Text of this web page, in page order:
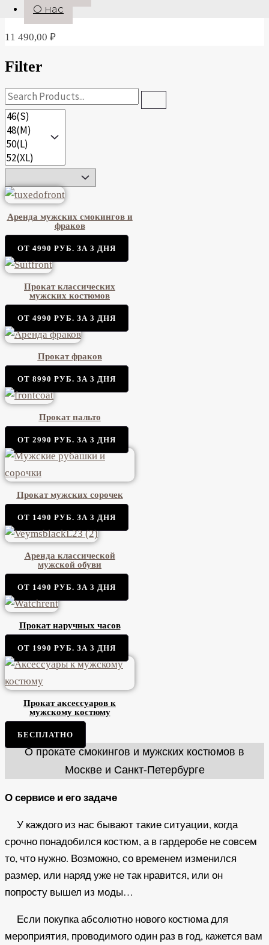
О нас
Прокат вечернего фрака Krinet
11 490,00 ₽
Filter
Аренда мужских смокингов и
фраков
ОТ 4990 РУБ. ЗА 3 ДНЯ
Прокат классических
мужских костюмов
ОТ 4990 РУБ. ЗА 3 ДНЯ
Прокат фраков
ОТ 8990 РУБ. ЗА 3 ДНЯ
Прокат пальто
ОТ 2990 РУБ. ЗА 3 ДНЯ
Прокат мужских сорочек
ОТ 1490 РУБ. ЗА 3 ДНЯ
Аренда классической
мужской обуви
ОТ 1490 РУБ. ЗА 3 ДНЯ
Прокат наручных часов
ОТ 1990 РУБ. ЗА 3 ДНЯ
Прокат аксессуаров к
мужскому костюму
БЕСПЛАТНО
О прокате смокингов и мужских костюмов в
Москве и Санкт-Петербурге
О сервисе и его задаче
У каждого из нас бывают такие ситуации, когда
срочно понадобился костюм, а в гардеробе не совсем
то, что нужно. Возможно, со временем изменился
размер, или наряд уже не так нравится, или он
попросту вышел из моды…
Если покупка абсолютно нового костюма для
мероприятия, проводимого один раз в год, кажется вам